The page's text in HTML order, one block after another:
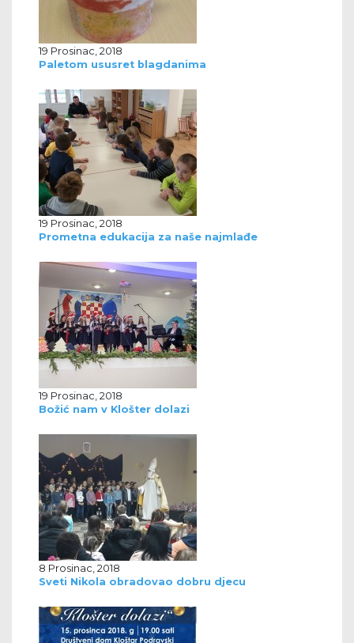
19 Prosinac, 2018
Paletom ususret blagdanima
19 Prosinac, 2018
Prometna edukacija za naše najmlađe
19 Prosinac, 2018
Božić nam v Klošter dolazi
8 Prosinac, 2018
Sveti Nikola obradovao dobru djecu